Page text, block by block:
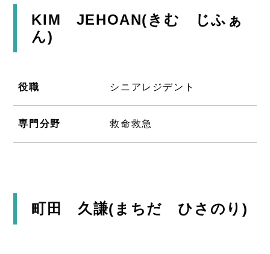
KIM JEHOAN(きむ じふぁ
ん)
役職 シニアレジデント
専門分野 救命救急
町田 久謙(まちだ ひさのり)